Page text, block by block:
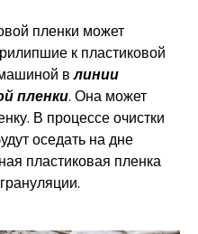
пленки может
к пластиковой
влинии
пленки. Она может
В процессе очистки
оседать на дне
пластиковая пленка